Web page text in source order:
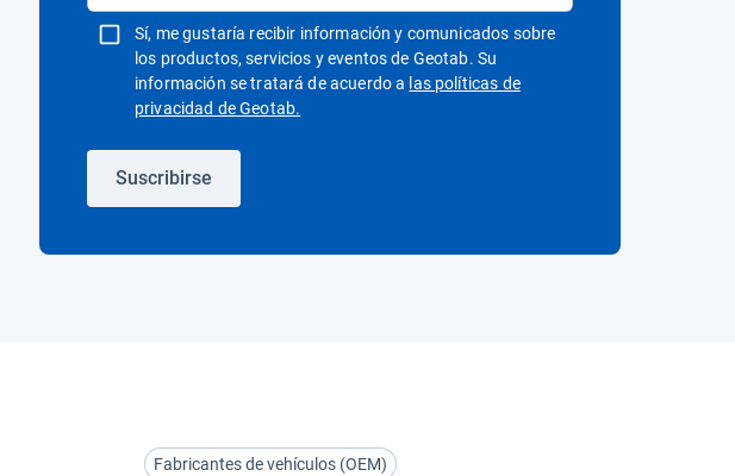
Sí, me gustaría recibir información y comunicados sobre
los productos, servicios y eventos de Geotab. Su
información se tratará de acuerdo a las políticas de
privacidad de Geotab.
Suscribirse
Fabricantes de vehículos (OEM)